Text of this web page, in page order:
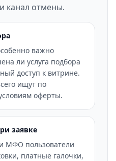
канал отмены.
важно
ли услуга подбора
доступ к витрине.
ищут по
оферты.
заявке
МФО пользователи
платные галочки,